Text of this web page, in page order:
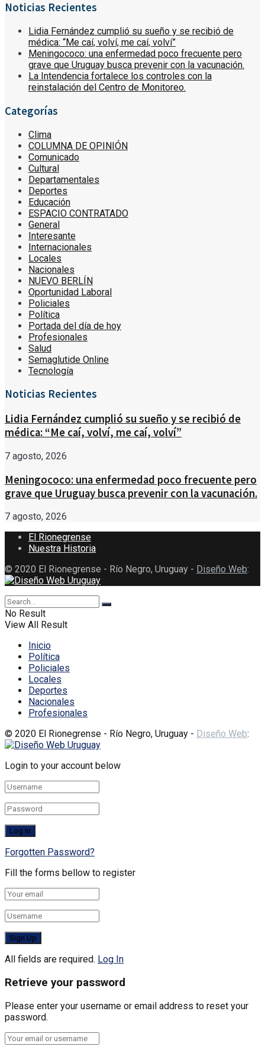
Noticias Recientes
Lidia Fernández cumplió su sueño y se recibió de
médica: “Me caí, volví, me caí, volví”
Meningococo: una enfermedad poco frecuente pero
grave que Uruguay busca prevenir con la vacunación.
La Intendencia fortalece los controles con la
reinstalación del Centro de Monitoreo.
Categorías
Clima
COLUMNA DE OPINIÓN
Comunicado
Cultural
Departamentales
Deportes
Educación
ESPACIO CONTRATADO
General
Interesante
Internacionales
Locales
Nacionales
NUEVO BERLÍN
Oportunidad Laboral
Policiales
Política
Portada del día de hoy
Profesionales
Salud
Semaglutide Online
Tecnología
Noticias Recientes
Lidia Fernández cumplió su sueño y se recibió de
médica: “Me caí, volví, me caí, volví”
7 agosto, 2026
Meningococo: una enfermedad poco frecuente pero
grave que Uruguay busca prevenir con la vacunación.
7 agosto, 2026
El Rionegrense
Nuestra Historia
© 2020 El Rionegrense - Río Negro, Uruguay - Diseño Web:
No Result
View All Result
Inicio
Política
Policiales
Locales
Deportes
Nacionales
Profesionales
© 2020 El Rionegrense - Río Negro, Uruguay - Diseño Web:
Login to your account below
Forgotten Password?
Fill the forms bellow to register
All fields are required. Log In
Retrieve your password
Please enter your username or email address to reset your
password.